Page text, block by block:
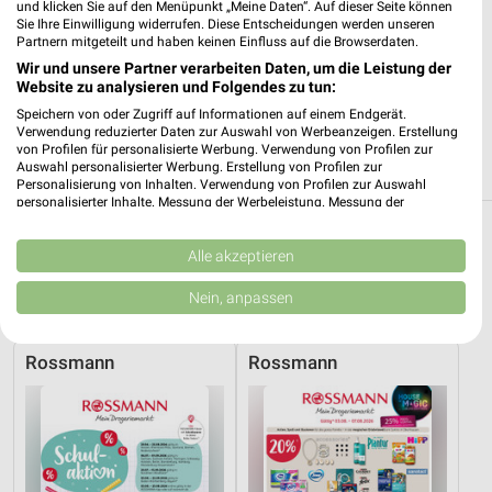
Ernsting's family Weißwasser
Sachsendamm 30-32
02943 Weißwasser
Heute 09:00 - 19:00 Uhr | Geöffnet
140,91 km
Baby & Kind Angebote und Prospekte für
Görlitz
3 Prospekte
Rossmann Rossmann
und klicken Sie auf den Menüpunkt „Meine Daten“. Auf dieser Seite können
Sie Ihre Einwilligung widerrufen. Diese Entscheidungen werden unseren
Partnern mitgeteilt und haben keinen Einfluss auf die Browserdaten.
Wir und unsere Partner verarbeiten Daten, um die Leistung der
Website zu analysieren und Folgendes zu tun:
Speichern von oder Zugriff auf Informationen auf einem Endgerät.
Verwendung reduzierter Daten zur Auswahl von Werbeanzeigen. Erstellung
von Profilen für personalisierte Werbung. Verwendung von Profilen zur
Auswahl personalisierter Werbung. Erstellung von Profilen zur
Personalisierung von Inhalten. Verwendung von Profilen zur Auswahl
personalisierter Inhalte. Messung der Werbeleistung. Messung der
Kombinationen von Daten aus verschiedenen Quellen. Entwicklung und
Verbesserung der Angebote. Verwendung reduzierter Daten zur Auswahl
von Inhalten.
Daten können außerhalb der Europäischen Union weitergegeben und in die
USA gesendet werden.
Website/App.
Wir nutzen Ihre Daten für folgende Zwecke:
IAB-Verarbeitungszwecke:
Speichern von oder Zugriff auf Informationen
auf einem Endgerät
Alle akzeptieren
Nein, anpassen